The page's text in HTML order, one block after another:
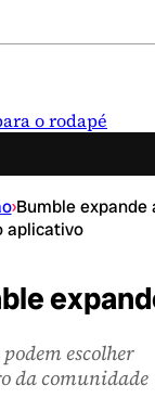
o rodapé
›Bumble expande
aplicativo
escolher
da comunidade